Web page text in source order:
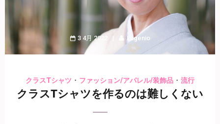
3 4月 2022 Eugenio
クラスTシャツ ・ ファッション/アパレル/装飾品 ・ 流行
クラスTシャツを作るのは難しくない